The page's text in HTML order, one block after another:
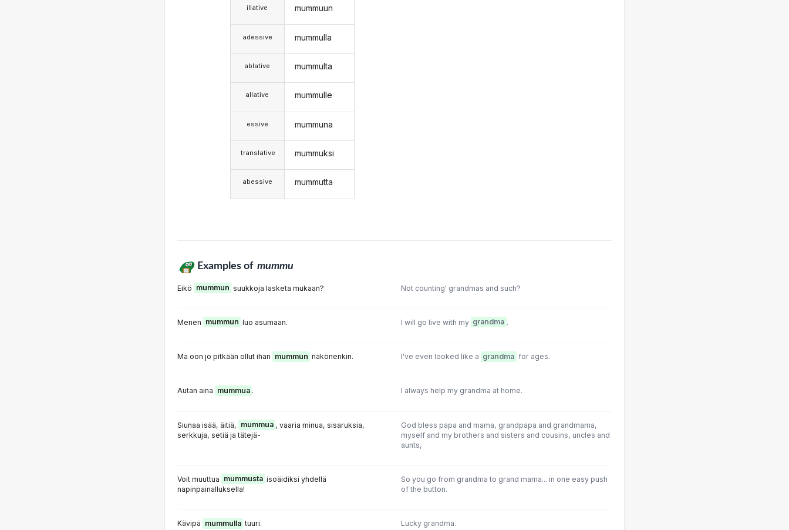
illative
adessive
ablative
allative
essive
translative
abessive
mummuun
mummulla
mummulta
mummulle
mummuna
mummuksi
mummutta
Examples of mummu
Eikö mummun suukkoja lasketa mukaan? Not counting' grandmas and such?
Menen mummun luo asumaan. I will go live with my grandma .
Mä oon jo pitkään ollut ihan mummun näkönenkin. I've even looked like a grandma for ages.
Autan aina mummua . I always help my grandma at home.
Siunaa isää, äitiä, mummua , vaaria minua, sisaruksia,
serkkuja, setiä ja tätejä-
God bless papa and mama, grandpapa and grandmama,
myself and my brothers and sisters and cousins, uncles and
aunts,
Voit muuttua mummusta isoäidiksi yhdellä
napinpainalluksella!
So you go from grandma to grand mama... in one easy push
of the button.
Kävipä mummulla tuuri. Lucky grandma.